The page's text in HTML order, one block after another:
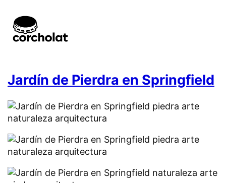
Jardín de Pierdra en Springfield